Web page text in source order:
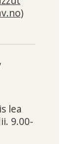
lea
9.00-